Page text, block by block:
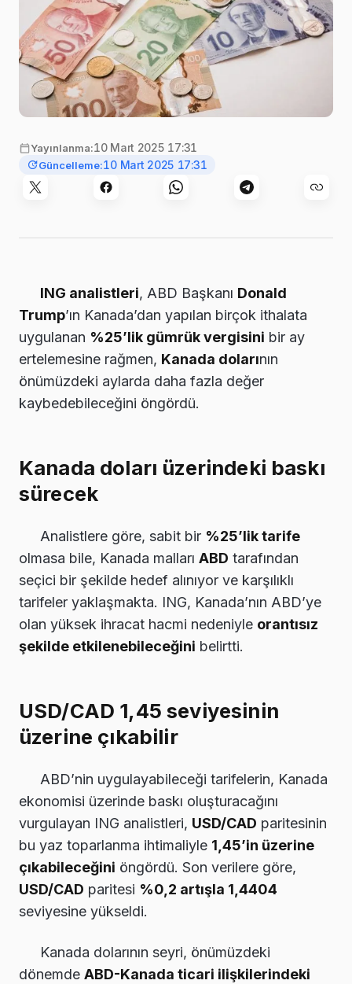
Yayınlanma:10 Mart 2025 17:31
Güncelleme:10 Mart 2025 17:31
ING analistleri, ABD Başkanı Donald
Trump’ın Kanada’dan yapılan birçok ithalata
uygulanan %25’lik gümrük vergisini bir ay
ertelemesine rağmen, Kanada dolarının
önümüzdeki aylarda daha fazla değer
kaybedebileceğini öngördü.
Kanada doları üzerindeki baskı
sürecek
Analistlere göre, sabit bir %25’lik tarife
olmasa bile, Kanada malları ABD tarafından
seçici bir şekilde hedef alınıyor ve karşılıklı
tarifeler yaklaşmakta. ING, Kanada’nın ABD’ye
olan yüksek ihracat hacmi nedeniyle orantısız
şekilde etkilenebileceğini belirtti.
USD/CAD 1,45 seviyesinin
üzerine çıkabilir
ABD’nin uygulayabileceği tarifelerin, Kanada
ekonomisi üzerinde baskı oluşturacağını
vurgulayan ING analistleri, USD/CAD paritesinin
bu yaz toparlanma ihtimaliyle 1,45’in üzerine
çıkabileceğini öngördü. Son verilere göre,
USD/CAD paritesi %0,2 artışla 1,4404
seviyesine yükseldi.
Kanada dolarının seyri, önümüzdeki
dönemde ABD-Kanada ticari ilişkilerindeki